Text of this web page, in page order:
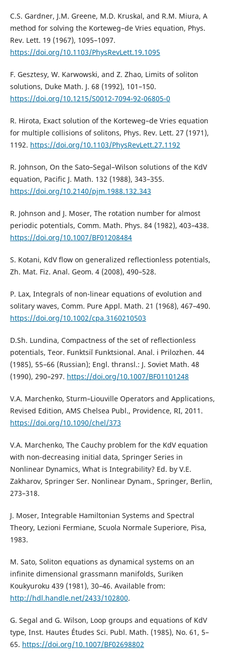
C.S. Gardner, J.M. Greene, M.D. Kruskal, and R.M. Miura, A
method for solving the Korteweg–de Vries equation, Phys.
Rev. Lett. 19 (1967), 1095–1097.
https://doi.org/10.1103/PhysRevLett.19.1095
F. Gesztesy, W. Karwowski, and Z. Zhao, Limits of soliton
solutions, Duke Math. J. 68 (1992), 101–150.
https://doi.org/10.1215/S0012-7094-92-06805-0
R. Hirota, Exact solution of the Korteweg–de Vries equation
for multiple collisions of solitons, Phys. Rev. Lett. 27 (1971),
1192. https://doi.org/10.1103/PhysRevLett.27.1192
R. Johnson, On the Sato–Segal–Wilson solutions of the KdV
equation, Pacific J. Math. 132 (1988), 343–355.
https://doi.org/10.2140/pjm.1988.132.343
R. Johnson and J. Moser, The rotation number for almost
periodic potentials, Comm. Math. Phys. 84 (1982), 403–438.
https://doi.org/10.1007/BF01208484
S. Kotani, KdV flow on generalized reflectionless potentials,
Zh. Mat. Fiz. Anal. Geom. 4 (2008), 490–528.
P. Lax, Integrals of non-linear equations of evolution and
solitary waves, Comm. Pure Appl. Math. 21 (1968), 467–490.
https://doi.org/10.1002/cpa.3160210503
D.Sh. Lundina, Compactness of the set of reflectionless
potentials, Teor. Funktsiı̆ Funktsional. Anal. i Prilozhen. 44
(1985), 55–66 (Russian); Engl. thransl.: J. Soviet Math. 48
(1990), 290–297. https://doi.org/10.1007/BF01101248
V.A. Marchenko, Sturm–Liouville Operators and Applications,
Revised Edition, AMS Chelsea Publ., Providence, RI, 2011.
https://doi.org/10.1090/chel/373
V.A. Marchenko, The Cauchy problem for the KdV equation
with non-decreasing initial data, Springer Series in
Nonlinear Dynamics, What is Integrability? Ed. by V.E.
Zakharov, Springer Ser. Nonlinear Dynam., Springer, Berlin,
273–318.
J. Moser, Integrable Hamiltonian Systems and Spectral
Theory, Lezioni Fermiane, Scuola Normale Superiore, Pisa,
1983.
M. Sato, Soliton equations as dynamical systems on an
infinite dimensional grassmann manifolds, Suriken
Koukyuroku 439 (1981), 30–46. Available from:
http://hdl.handle.net/2433/102800.
G. Segal and G. Wilson, Loop groups and equations of KdV
type, Inst. Hautes Études Sci. Publ. Math. (1985), No. 61, 5–
65. https://doi.org/10.1007/BF02698802